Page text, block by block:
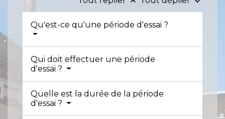
Qu'est-ce qu'une période d'essai ?
Qui doit effectuer une période
d'essai ?
Quelle est la durée de la période
d'essai ?